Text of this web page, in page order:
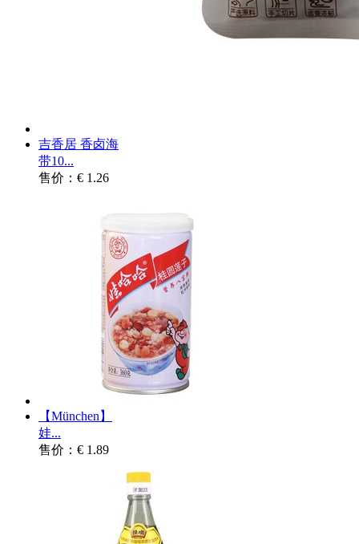
吉香居 香卤海
带10...
售价：€ 1.26
【München】
娃...
售价：€ 1.89